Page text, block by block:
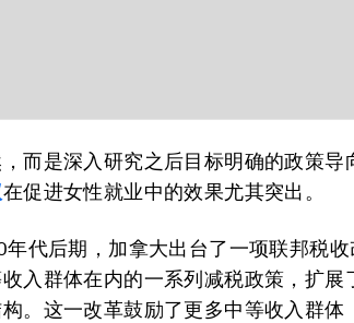
而是深入研究之后目标明确的政策导
在促进女性就业中的效果尤其突出。
代后期，加拿大出台了一项联邦税
入群体在内的一系列减税政策，扩展
。这一改革鼓励了更多中等收入群体